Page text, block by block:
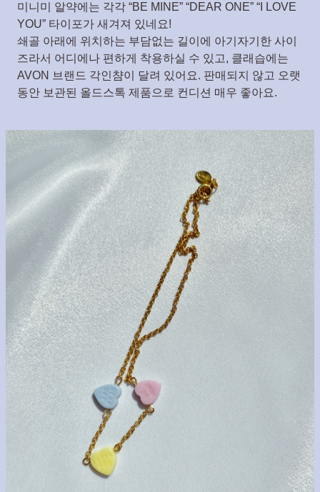
미니미 알약에는 각각 “BE MINE” “DEAR ONE” “I LOVE
YOU” 타이포가 새겨져 있네요!
쇄골 아래에 위치하는 부담없는 길이에 아기자기한 사이
즈라서 어디에나 편하게 착용하실 수 있고, 클래습에는
AVON 브랜드 각인챰이 달려 있어요. 판매되지 않고 오랫
동안 보관된 올드스톡 제품으로 컨디션 매우 좋아요.